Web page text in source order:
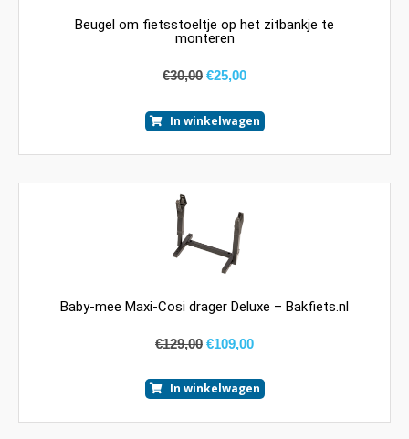
Beugel om fietsstoeltje op het zitbankje te
monteren
€30,00 €25,00
In winkelwagen
Baby-mee Maxi-Cosi drager Deluxe – Bakfiets.nl
€129,00 €109,00
In winkelwagen